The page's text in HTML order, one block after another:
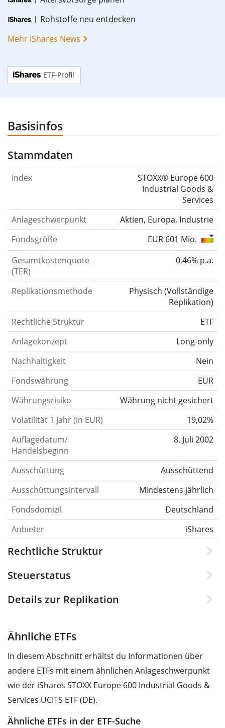
Rohstoffe neu entdecken
Mehr iShares News
ETF-Profil
Basisinfos
Stammdaten
Index
STOXX® Europe 600
Industrial Goods &
Services
Anlageschwerpunkt
Aktien, Europa, Industrie
Fondsgröße
EUR 601 Mio.
Gesamtkostenquote
(TER)
0,46% p.a.
Replikationsmethode Physisch (Vollständige
Replikation)
Rechtliche Struktur
ETF
Anlagekonzept
Long-only
Nachhaltigkeit
Nein
Fondswährung
EUR
Währungsrisiko
Währung nicht gesichert
Volatilität 1 Jahr (in EUR)
19,02%
Auflagedatum/
Handelsbeginn
8. Juli 2002
Ausschüttung
Ausschüttend
Ausschüttungsintervall
Mindestens jährlich
Fondsdomizil
Deutschland
Anbieter
iShares
Rechtliche Struktur
Steuerstatus
Details zur Replikation
Ähnliche ETFs
In diesem Abschnitt erhältst du Informationen über
andere ETFs mit einem ähnlichen Anlageschwerpunkt
wie der iShares STOXX Europe 600 Industrial Goods &
Services UCITS ETF (DE).
Ähnliche ETFs in der ETF-Suche